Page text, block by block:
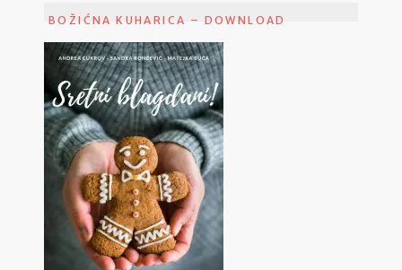
BOŽIĆNA KUHARICA – DOWNLOAD